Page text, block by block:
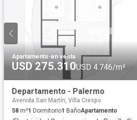
Apartamento·en venta
USD 275.310USD 4.746/m²
Departamento - Palermo
Avenida San Martín, Villa Crespo
58 m²1 Dormitorio1 BañoApartamento